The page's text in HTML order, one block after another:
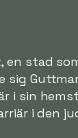
stad
sig
i sin
i den